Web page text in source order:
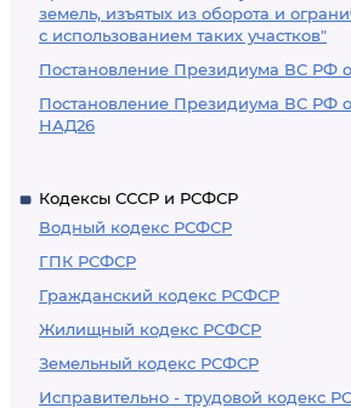
земель, изъятых из оборота и
с использованием таких участков"
Постановление Президиума ВС РФ
Постановление Президиума ВС РФ
НАД26
Кодексы СССР и РСФСР
Водный кодекс РСФСР
ГПК РСФСР
Гражданский кодекс РСФСР
Жилищный кодекс РСФСР
Земельный кодекс РСФСР
Исправительно - трудовой кодекс